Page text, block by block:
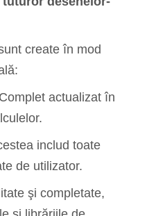
create în mod
actualizat în
includ toate
de utilizator.
şi completate,